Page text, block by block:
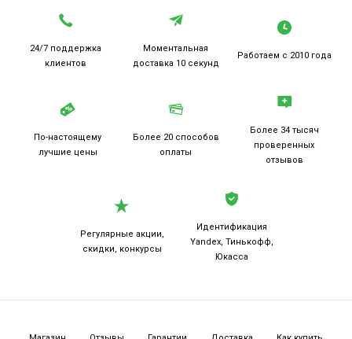
24/7 поддержка
клиентов
Моментальная
доставка 10 секунд
Работаем с 2010 года
По-настоящему
лучшие цены
Более 20 способов
оплаты
Более 34 тысяч
проверенных
отзывов
Регулярные акции,
скидки, конкурсы
Идентификация
Yandex, Тинькофф,
Юкасса